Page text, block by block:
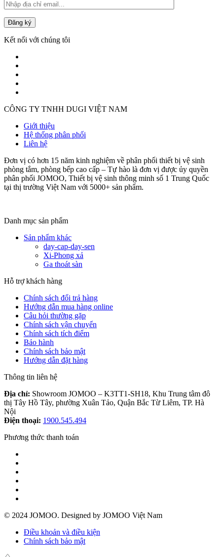
Đăng ký
Kết nối với chúng tôi
CÔNG TY TNHH DUGI VIỆT NAM
Giới thiệu
Hệ thống phân phối
Liên hệ
Đơn vị có hơn 15 năm kinh nghiệm về phân phối thiết bị vệ sinh
phòng tắm, phòng bếp cao cấp – Tự hào là đơn vị được ủy quyền
phân phối JOMOO, Thiết bị vệ sinh thông minh số 1 Trung Quốc
tại thị trường Việt Nam với 5000+ sản phẩm.
Danh mục sản phẩm
Sản phẩm khác
day-cap-day-sen
Xi-Phong xả
Ga thoát sàn
Hỗ trợ khách hàng
Chính sách đổi trả hàng
Hướng dẫn mua hàng online
Câu hỏi thường gặp
Chính sách vận chuyển
Chính sách tích điểm
Bảo hành
Chính sách bảo mật
Hướng dẫn đặt hàng
Thông tin liên hệ
Địa chỉ: Showroom JOMOO – K3TT1-SH18, Khu Trung tâm đô
thị Tây Hồ Tây, phường Xuân Tảo, Quận Bắc Từ Liêm, TP. Hà
Nội
Điện thoại: 1900.545.494
Phương thức thanh toán
© 2024 JOMOO. Designed by JOMOO Việt Nam
Điều khoản và điều kiện
Chính sách bảo mật